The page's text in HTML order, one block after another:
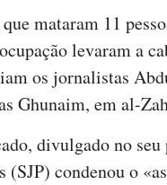
mataram 11
levaram a
os jornalistas
Ghunaim, em al-
divulgado no
(SJP) condenou o